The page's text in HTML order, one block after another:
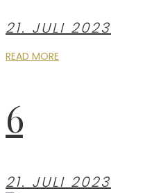
21. JULI 2023
READ MORE
6
21. JULI 2023